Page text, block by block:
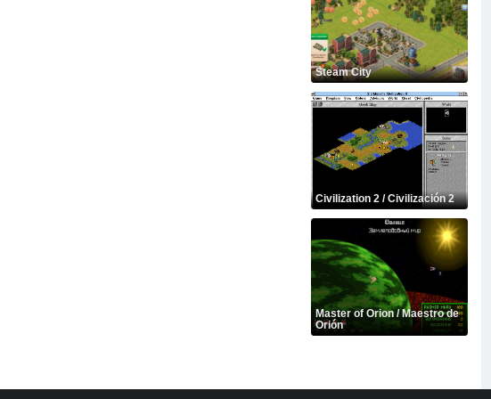
Steam City
Civilization 2 / Civilización 2
Master of Orion / Maestro de
Orión